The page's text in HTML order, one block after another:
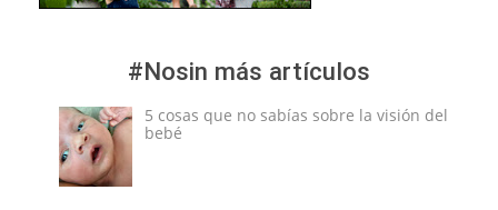
#Nosin más artículos
5 cosas que no sabías sobre la visión del
bebé